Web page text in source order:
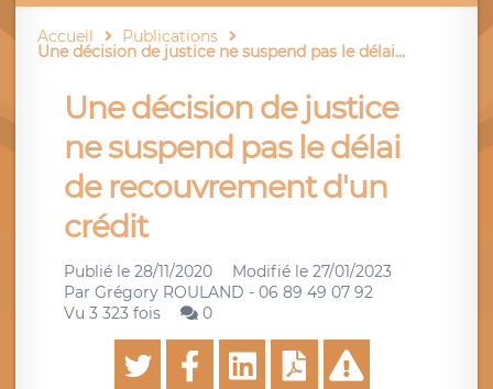
Accueil Publications
Une décision de justice ne suspend pas le délai...
Une décision de justice
ne suspend pas le délai
de recouvrement d'un
crédit
Publié le 28/11/2020 Modifié le 27/01/2023
Par Grégory ROULAND - 06 89 49 07 92
Vu 3 323 fois
0